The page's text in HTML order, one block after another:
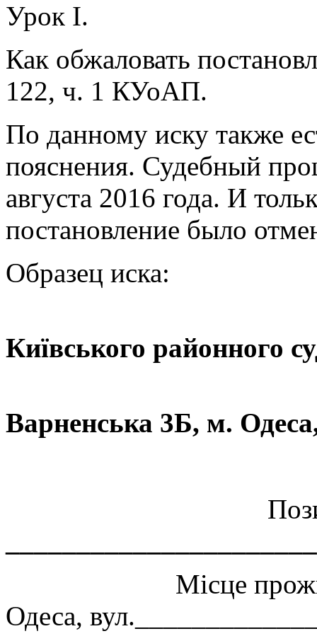
Урок І.
Как обжаловать
122, ч. 1 КУоАП.
По данному иску также
пояснения. Судебный
августа 2016 года. И
постановление было
Образец иска:
Київського районного
Варненська 3Б, м.
Місце
Одеса,